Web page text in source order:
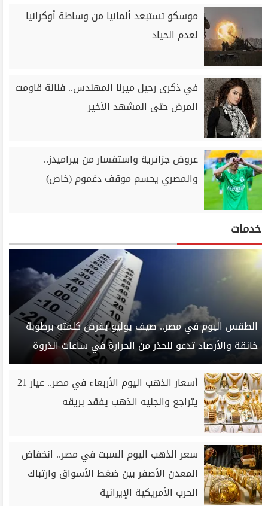
موسكو تستبعد ألمانيا من وساطة أوكرانيا
لعدم الحياد
في ذكرى رحيل ميرنا المهندس.. فنانة قاومت
المرض حتى المشهد الأخير
عروض جزائرية واستفسار من بيراميدز..
والمصري يحسم موقف دغموم (خاص)
خدمات
الطقس اليوم في مصر.. صيف يوليو يفرض كلمته برطوبة
خانقة والأرصاد تدعو للحذر من الحرارة في ساعات الذروة
أسعار الذهب اليوم الأربعاء في مصر.. عيار 21
يتراجع والجنيه الذهب يفقد بريقه
سعر الذهب اليوم السبت في مصر.. انخفاض
المعدن الأصفر بين ضغط الأسواق وارتباك
الحرب الأمريكية الإيرانية